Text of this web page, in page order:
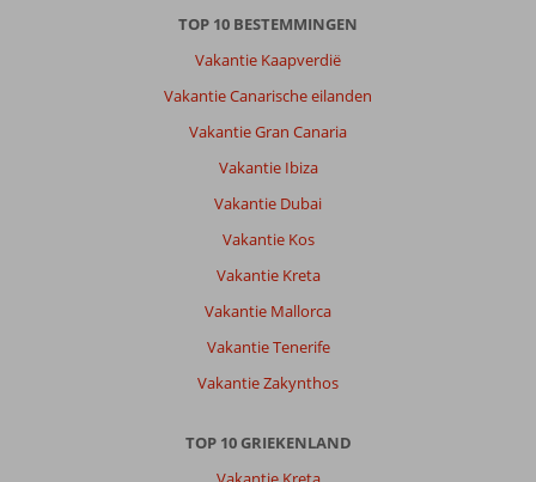
TOP 10 BESTEMMINGEN
Vakantie Kaapverdië
Vakantie Canarische eilanden
Vakantie Gran Canaria
Vakantie Ibiza
Vakantie Dubai
Vakantie Kos
Vakantie Kreta
Vakantie Mallorca
Vakantie Tenerife
Vakantie Zakynthos
TOP 10 GRIEKENLAND